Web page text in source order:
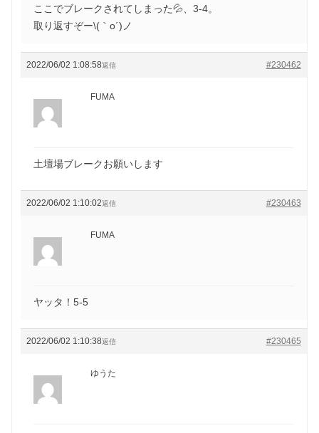
ここでブレークされてしまった💦、3-4。
取り返すぞー\(｀o´)ノ
2022/06/02 1:08:58 #230462
返信
FUMA
土壇場ブレークお願いします
2022/06/02 1:10:02 #230463
返信
FUMA
ヤッタ！5-5
2022/06/02 1:10:38 #230465
返信
ゆうた